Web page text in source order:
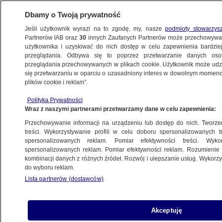
POLSKA
w szpitalach zaczyna brakować łóżek
5.02.2025, 12:30
Udostępnij
Dbamy o Twoją prywatność
Jeśli użytkownik wyrazi na to zgodę, my, naszepodmioty
Partnerów IAB oraz30 innych Zaufanych Partnerów może
użytkownika i uzyskiwać do nich dostęp w celu zapewnienia
przeglądania. Odbywa się to poprzez przetwarzanie danych
przeglądania przechowywanych w plikach cookie. Użytkownik może
się przetwarzaniu w oparciu o uzasadniony interes w dowolnym
plików cookie i reklam”.
Polityka Prywatności
Wraz z naszymi partnerami przetwarzamy dane w celu zapewnienia:
Przechowywanie informacji na urządzeniu lub dostęp do nich.
treści. Wykorzystywanie profili w celu doboru spersonalizowanych
spersonalizowanych reklam. Pomiar efektywności treści.
spersonalizowanych reklam. Pomiar efektywności reklam.
kombinacji danych z różnych źródeł. Rozwój i ulepszanie usług.
do wyboru reklam.
Lista partnerów (dostawców)
Akceptuję